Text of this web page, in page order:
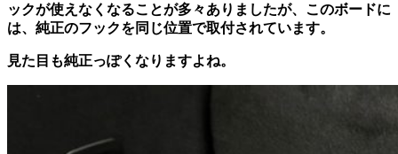
ックが使えなくなることが多々ありましたが、このボードに
は、純正のフックを同じ位置で取付されています。
見た目も純正っぽくなりますよね。